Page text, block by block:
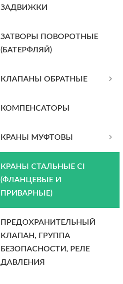
ЗАДВИЖКИ
ЗАТВОРЫ ПОВОРОТНЫЕ
(БАТЕРФЛЯЙ)
КЛАПАНЫ ОБРАТНЫЕ
КОМПЕНСАТОРЫ
КРАНЫ МУФТОВЫ
КРАНЫ СТАЛЬНЫЕ CI
(ФЛАНЦЕВЫЕ И
ПРИВАРНЫЕ)
ПРЕДОХРАНИТЕЛЬНЫЙ
КЛАПАН, ГРУППА
БЕЗОПАСНОСТИ, РЕЛЕ
ДАВЛЕНИЯ